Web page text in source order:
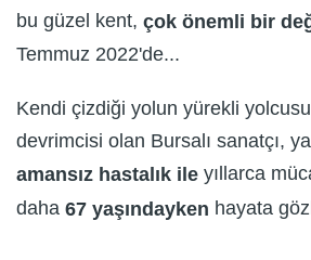
bu güzel kent, çok önemli bir
Temmuz 2022'de...
Kendi çizdiği yolun yürekli
devrimcisi olan Bursalı sanatçı,
amansız hastalık ile yıllarca
daha 67 yaşındayken hayata